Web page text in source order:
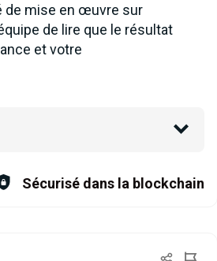
de mise en œuvre sur
de lire que le résultat
et votre
Sécurisé dans la blockchain